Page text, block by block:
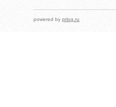
powered byprlog.ru